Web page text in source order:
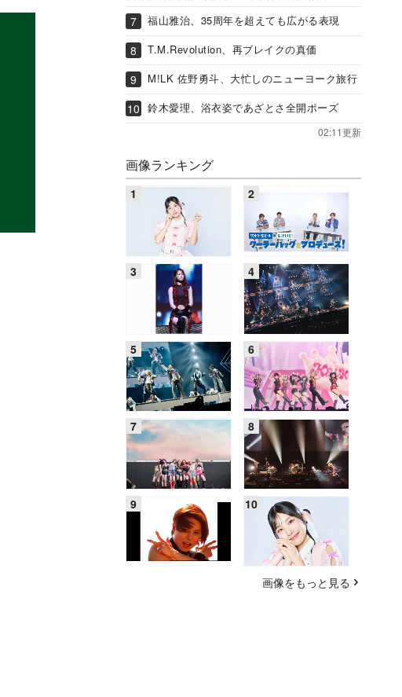
福山雅治、35周年を超えても広がる表現
T.M.Revolution、再ブレイクの真価
M!LK 佐野勇斗、大忙しのニューヨーク旅行
鈴木愛理、浴衣姿であざとさ全開ポーズ
02:11更新
画像ランキング
画像をもっと見る